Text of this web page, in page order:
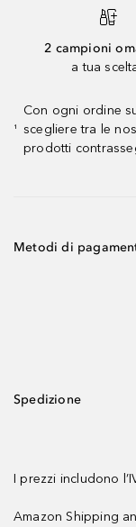
2 campioni
a tua
¹
Con ogni ordine
scegliere tra le
prodotti
Metodi di
Spedizione
I prezzi includono
Amazon Shipping